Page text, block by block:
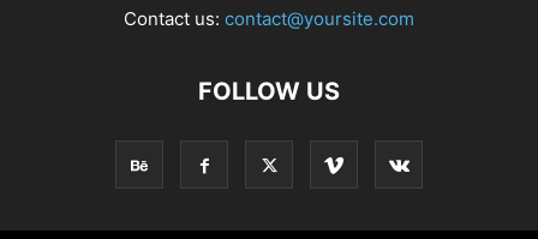
Contact us: contact@yoursite.com
FOLLOW US